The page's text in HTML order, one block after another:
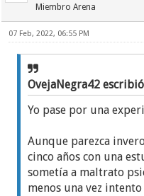
Miembro Arena
07 Feb, 2022, 06:55 PM
OvejaNegra42
Yo pase por una
Aunque parezca
cinco años con una
sometía a maltrato
menos una vez